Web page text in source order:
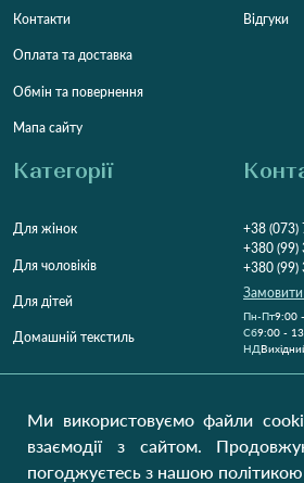
Контакти
Оплата та доставка
Обмін та повернення
Мапа сайту
Відгуки
Категорії
Для жінок
Для чоловіків
Для дітей
Домашній текстиль
+38 (073)
+380 (99)
+380 (99)
Замовити
Пн-Пт9:00
Cб9:00 -
НД
Наші оновлення
Ми використовуємо файли
взаємодії з сайтом.
погоджуєтесь з нашою політикою